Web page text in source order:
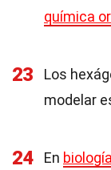
química
23
Los
modelar
24 En biología